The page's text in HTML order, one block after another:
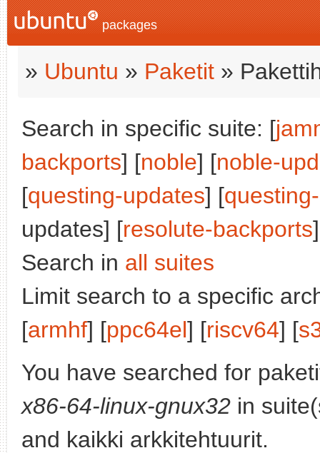
packages
» Ubuntu » Paketit »
Search in specific suite: [
backports] [noble] [noble-
[questing-updates] [
updates] [resolute-backports
Search in all suites
Limit search to a specific
[armhf] [ppc64el] [riscv64] [
You have searched for
x86-64-linux-gnux32 in
and kaikki arkkitehtuurit.